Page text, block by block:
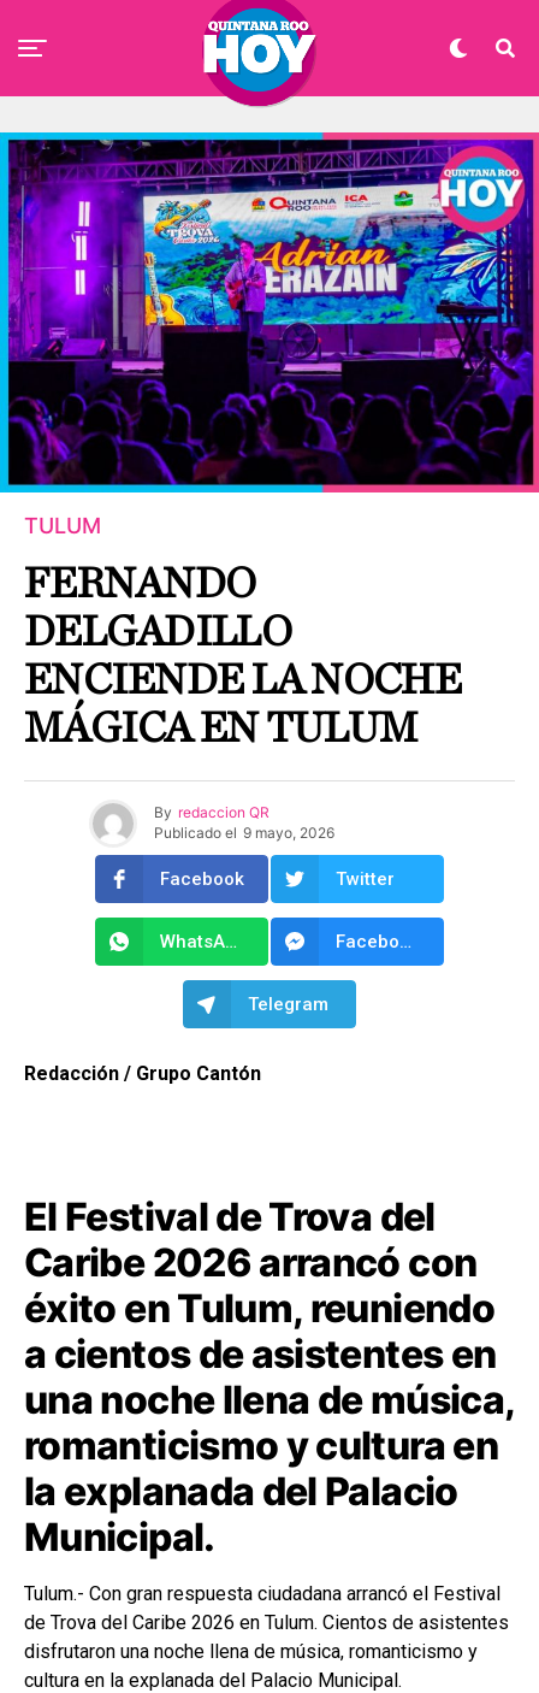
TULUM
FERNANDO
DELGADILLO
ENCIENDE LA NOCHE
MÁGICA EN TULUM
By redaccion QR
Publicado el 9 mayo, 2026
Facebook Twitter
WhatsApp Facebook Messenger
Telegram
Redacción / Grupo Cantón
El Festival de Trova del
Caribe 2026 arrancó con
éxito en Tulum, reuniendo
a cientos de asistentes en
una noche llena de música,
romanticismo y cultura en
la explanada del Palacio
Municipal.
Tulum.- Con gran respuesta ciudadana arrancó el Festival
de Trova del Caribe 2026 en Tulum. Cientos de asistentes
disfrutaron una noche llena de música, romanticismo y
cultura en la explanada del Palacio Municipal.